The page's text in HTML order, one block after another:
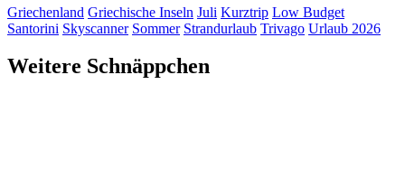
Griechenland Griechische Inseln Juli Kurztrip Low Budget
Santorini Skyscanner Sommer Strandurlaub Trivago Urlaub 2026
Weitere Schnäppchen